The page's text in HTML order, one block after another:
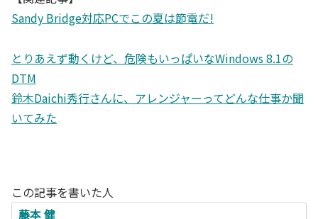
Sandy Bridge対応PCでこの夏は節電だ!
とりあえず動くけど、危険もいっぱいなWindows 8.1の
DTM
鈴木Daichi秀行さんに、アレンジャーってどんな仕事か聞
いてみた
この記事を書いた人
藤本 健